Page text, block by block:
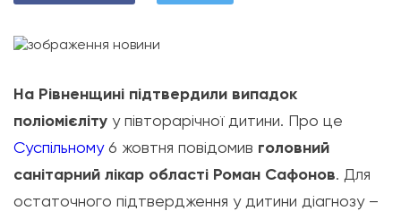
На Рівненщині підтвердили випадок
поліомієліту у півторарічної дитини. Про це
Суспільному6 жовтня повідомив головний
санітарний лікар області Роман Сафонов. Для
остаточного підтвердження у дитини діагнозу –